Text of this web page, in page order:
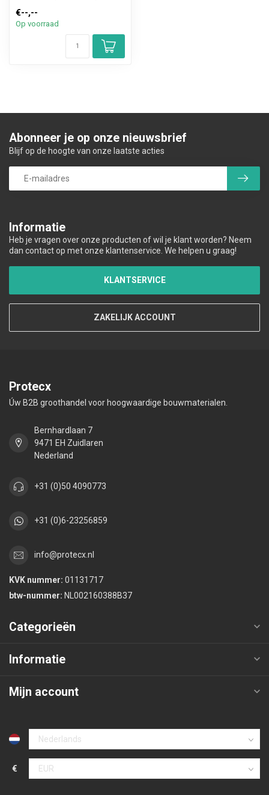
€--,--
Op voorraad
Informatie
Heb je vragen over onze producten of wil je klant worden? Neem
dan contact op met onze klantenservice. We helpen u graag!
KLANTSERVICE
ZAKELIJK ACCOUNT
Abonneer je op onze nieuwsbrief
Blijf op de hoogte van onze laatste acties
Protecx
Úw B2B groothandel voor hoogwaardige bouwmaterialen.
Bernhardlaan 7
9471 EH Zuidlaren
Nederland
+31 (0)50 4090773
+31 (0)6-23256859
info@protecx.nl
KVK nummer: 01131717
btw-nummer: NL002160388B37
Categorieën
Informatie
Mijn account
€